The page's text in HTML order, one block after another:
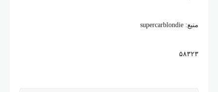
منبع: supercarblondie
۵۸۳۲۳